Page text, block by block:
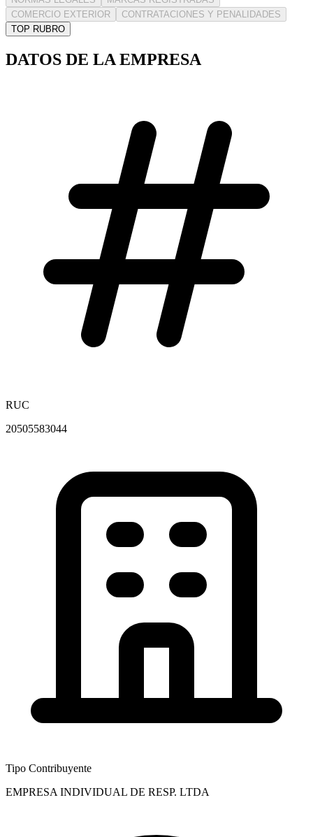
COMERCIO EXTERIOR
CONTRATACIONES Y PENALIDADES
TOP RUBRO
DATOS DE LA EMPRESA
RUC
20505583044
Tipo Contribuyente
EMPRESA INDIVIDUAL DE RESP. LTDA